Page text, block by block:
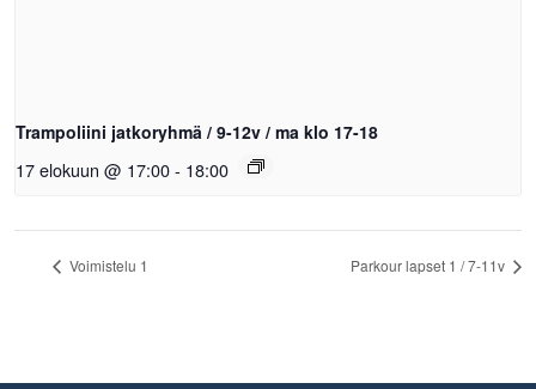
Trampoliini jatkoryhmä / 9-12v / ma klo 17-18
17 elokuun @ 17:00- 18:00
Voimistelu 1 Parkour lapset 1 / 7-11v